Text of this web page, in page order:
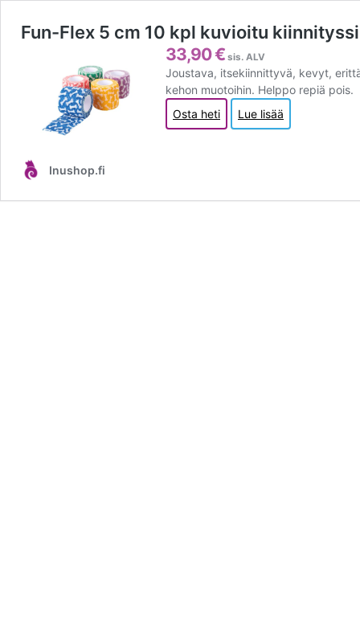
Fun-Flex 5 cm 10 kpl kuvioitu
33,90€ sis. ALV
Joustava, itsekiinnittyvä, kevyt,
kehon muotoihin. Helppo repiä pois.
Osta heti
Lue lisää
Inushop.fi